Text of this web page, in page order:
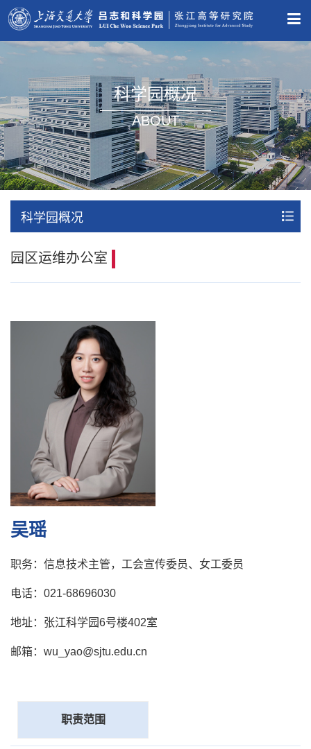
科学园概况
ABOUT
科学园概况
园区运维办公室
吴瑶
职务：信息技术主管，工会宣传委员、女工委员
电话：021-68696030
地址：张江科学园6号楼402室
邮箱：wu_yao@sjtu.edu.cn
职责范围